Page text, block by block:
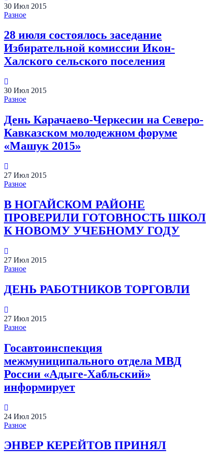
30 Июл 2015
Разное
28 июля состоялось заседание
Избирательной комиссии Икон-
Халского сельского поселения
30 Июл 2015
Разное
День Карачаево-Черкесии на Северо-
Кавказском молодежном форуме
«Машук 2015»
27 Июл 2015
Разное
В НОГАЙСКОМ РАЙОНЕ
ПРОВЕРИЛИ ГОТОВНОСТЬ ШКОЛ
К НОВОМУ УЧЕБНОМУ ГОДУ
27 Июл 2015
Разное
ДЕНЬ РАБОТНИКОВ ТОРГОВЛИ
27 Июл 2015
Разное
Госавтоинспекция
межмуниципального отдела МВД
России «Адыге-Хабльский»
информирует
24 Июл 2015
Разное
ЭНВЕР КЕРЕЙТОВ ПРИНЯЛ